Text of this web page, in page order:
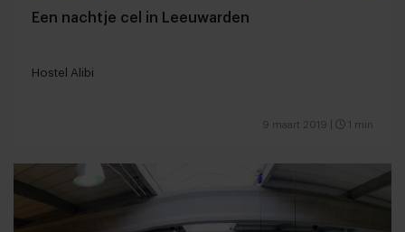
Een nachtje cel in Leeuwarden
Hostel Alibi
9 maart 2019 1 min